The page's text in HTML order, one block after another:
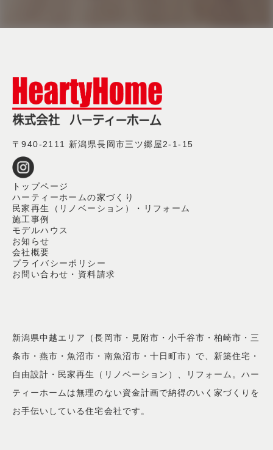
〒940-2111 新潟県長岡市三ツ郷屋2-1-15
トップページ
ハーティーホームの家づくり
民家再生（リノベーション）・リフォーム
施工事例
モデルハウス
お知らせ
会社概要
プライバシーポリシー
お問い合わせ・資料請求
新潟県中越エリア（長岡市・見附市・小千谷市・柏崎市・三
条市・燕市・魚沼市・南魚沼市・十日町市）で、新築住宅・
自由設計・民家再生（リノベーション）、リフォーム。ハー
ティーホームは無理のない資金計画で納得のいく家づくりを
お手伝いしている住宅会社です。